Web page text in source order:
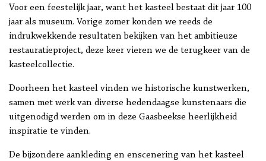
Voor een feestelijk jaar, want het kasteel bestaat dit jaar 100
jaar als museum. Vorige zomer konden we reeds de
indrukwekkende resultaten bekijken van het ambitieuze
restauratieproject, deze keer vieren we de terugkeer van de
kasteelcollectie.
Doorheen het kasteel vinden we historische kunstwerken,
samen met werk van diverse hedendaagse kunstenaars die
uitgenodigd werden om in deze Gaasbeekse heerlijkheid
inspiratie te vinden.
De bijzondere aankleding en enscenering van het kasteel